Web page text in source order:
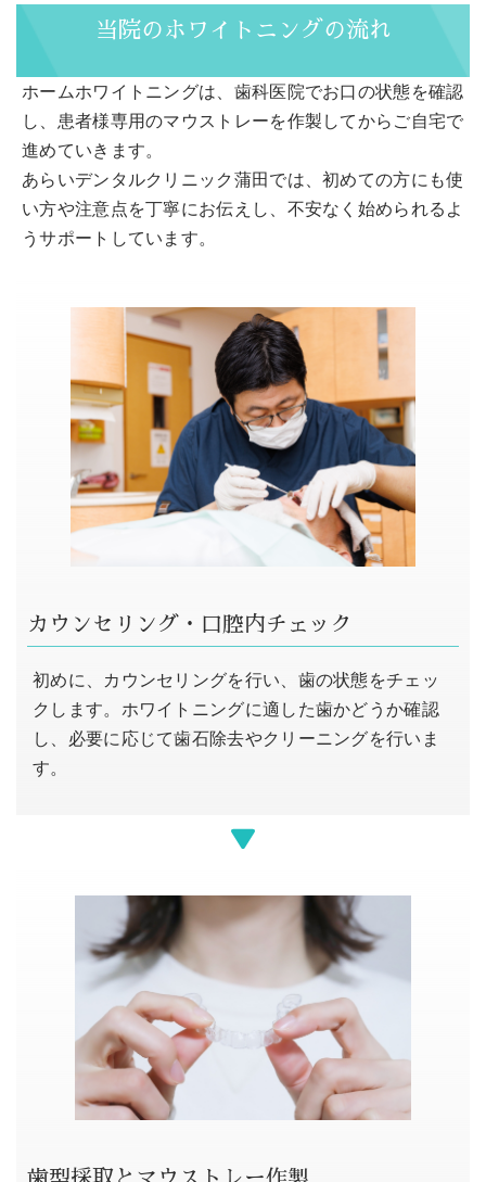
当院のホワイトニングの流れ
ホームホワイトニングは、歯科医院でお口の状態を確認
し、患者様専用のマウストレーを作製してからご自宅で
進めていきます。
あらいデンタルクリニック蒲田では、初めての方にも使
い方や注意点を丁寧にお伝えし、不安なく始められるよ
うサポートしています。
カウンセリング・口腔内チェック
初めに、カウンセリングを行い、歯の状態をチェッ
クします。ホワイトニングに適した歯かどうか確認
し、必要に応じて歯石除去やクリーニングを行いま
す。